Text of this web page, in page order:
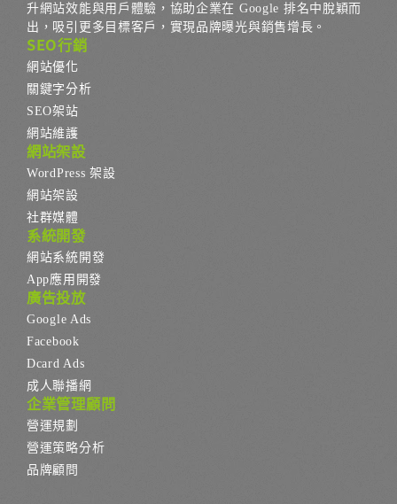
升網站效能與用戶體驗，協助企業在 Google 排名中脫穎而
出，吸引更多目標客戶，實現品牌曝光與銷售增長。
SEO行銷
網站優化
關鍵字分析
SEO架站
網站維護
網站架設
WordPress 架設
網站架設
社群媒體
系統開發
網站系統開發
App應用開發
廣告投放
Google Ads
Facebook
Dcard Ads
成人聯播網
企業管理顧問
營運規劃
營運策略分析
品牌顧問